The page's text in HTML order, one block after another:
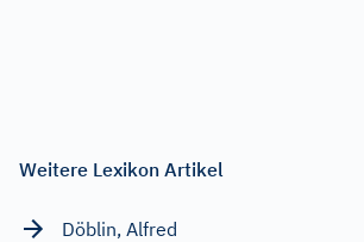
Weitere Lexikon Artikel
Döblin, Alfred